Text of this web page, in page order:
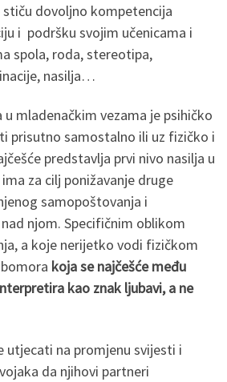
dovoljno kompetencija
i podršku svojim učenicama i
spola, roda, stereotipa,
nasilja…
u mladenačkim vezama je psihičko
prisutno samostalno ili uz fizičko i
predstavlja prvi nivo nasilja u
za cilj ponižavanje druge
samopoštovanja i
njom. Specifičnim oblikom
a koje nerijetko vodi fizičkom
koja se najčešće među
kao znak ljubavi, a ne
utjecati na promjenu svijesti i
da njihovi partneri